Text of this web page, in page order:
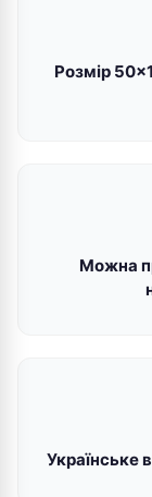
Розмір
Можна
Українське